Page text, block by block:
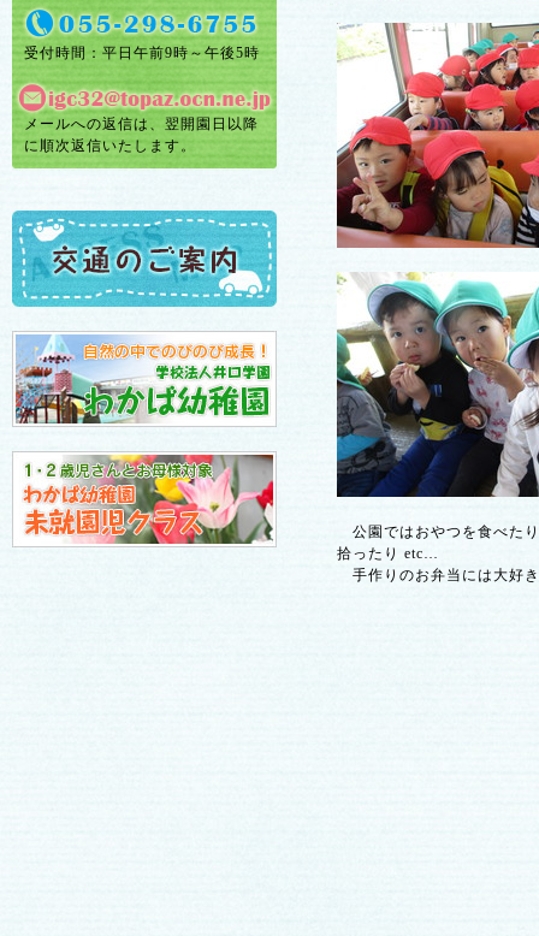
受付時間：平日午前9時～午後5時
メールへの返信は、翌開園日以降
に順次返信いたします。
公園ではおやつを食べた
拾ったり etc…
手作りのお弁当には大好